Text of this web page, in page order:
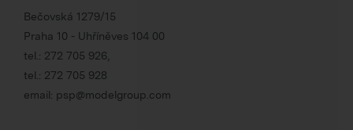
Bečovská 1279/15
Praha 10 - Uhříněves 104 00
tel.: 272 705 926
tel.: 272 705 928
email: psp@modelgroup.com